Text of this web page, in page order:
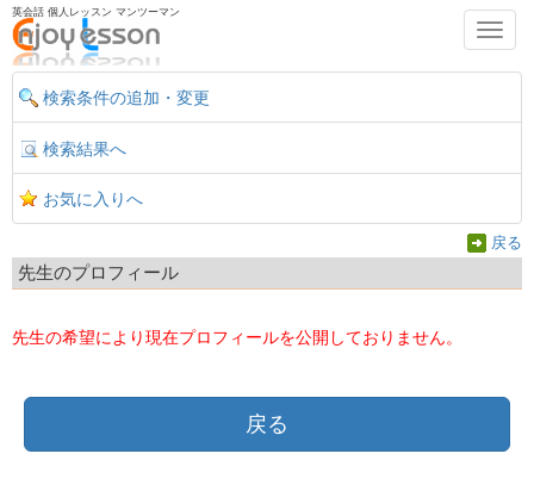
英会話 個人レッスン マンツーマン
検索条件の追加・変更
検索結果へ
お気に入りへ
戻る
先生のプロフィール
先生の希望により現在プロフィールを公開しておりません。
戻る